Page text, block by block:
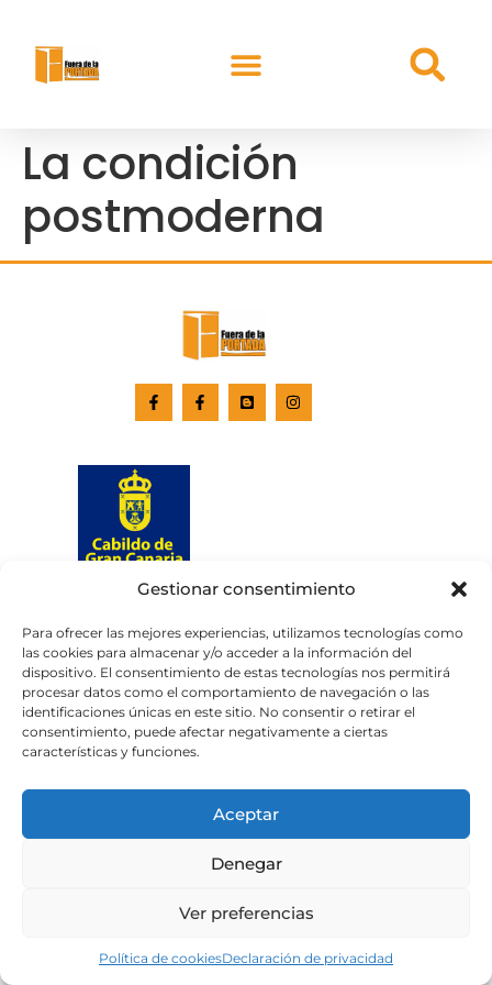
Gestionar consentimiento
Para ofrecer las mejores experiencias, utilizamos tecnologías como
las cookies para almacenar y/o acceder a la información del
dispositivo. El consentimiento de estas tecnologías nos permitirá
procesar datos como el comportamiento de navegación o las
identificaciones únicas en este sitio. No consentir o retirar el
consentimiento, puede afectar negativamente a ciertas
características y funciones.
Aceptar
Denegar
Ver preferencias
Política de cookiesDeclaración de privacidad
La condición
postmoderna
Aviso legalPolítica de privacidad
Política de cookies
Portal de transparencia